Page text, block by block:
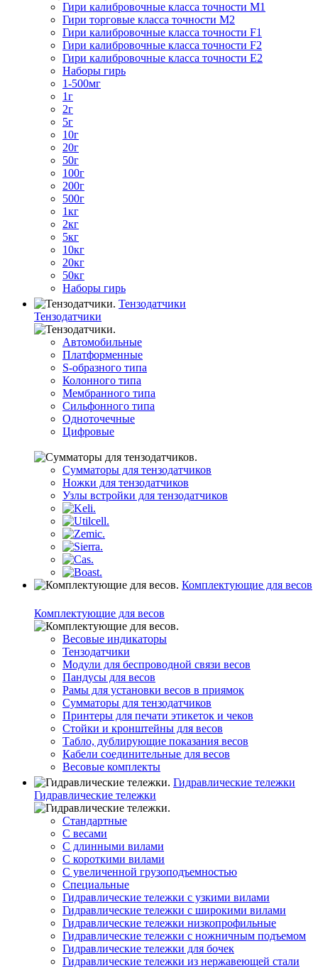
Гири калибровочные класса точности M1
Гири торговые класса точности M2
Гири калибровочные класса точности F1
Гири калибровочные класса точности F2
Гири калибровочные класса точности E2
Наборы гирь
1-500мг
1г
2г
5г
10г
20г
50г
100г
200г
500г
1кг
2кг
5кг
10кг
20кг
50кг
Наборы гирь
Тензодатчики
Тензодатчики
Автомобильные
Платформенные
S-образного типа
Колонного типа
Мембранного типа
Сильфонного типа
Одноточечные
Цифровые
Сумматоры для тензодатчиков
Ножки для тензодатчиков
Узлы встройки для тензодатчиков
Комплектующие для весов
Комплектующие для весов
Весовые индикаторы
Тензодатчики
Модули для беспроводной связи весов
Пандусы для весов
Рамы для установки весов в приямок
Сумматоры для тензодатчиков
Принтеры для печати этикеток и чеков
Стойки и кронштейны для весов
Табло, дублирующие показания весов
Кабели соединительные для весов
Весовые комплекты
Гидравлические тележки
Гидравлические тележки
Стандартные
С весами
С длинными вилами
С короткими вилами
С увеличенной грузоподъемностью
Специальные
Гидравлические тележки с узкими вилами
Гидравлические тележки с широкими вилами
Гидравлические тележки низкопрофильные
Гидравлические тележки с ножничным подъемом
Гидравлические тележки для бочек
Гидравлические тележки из нержавеющей стали